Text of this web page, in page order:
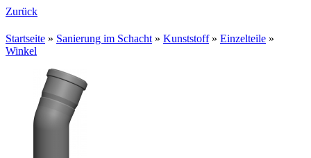
Zurück
Startseite » Sanierung im Schacht» Kunststoff» Einzelteile »
Winkel